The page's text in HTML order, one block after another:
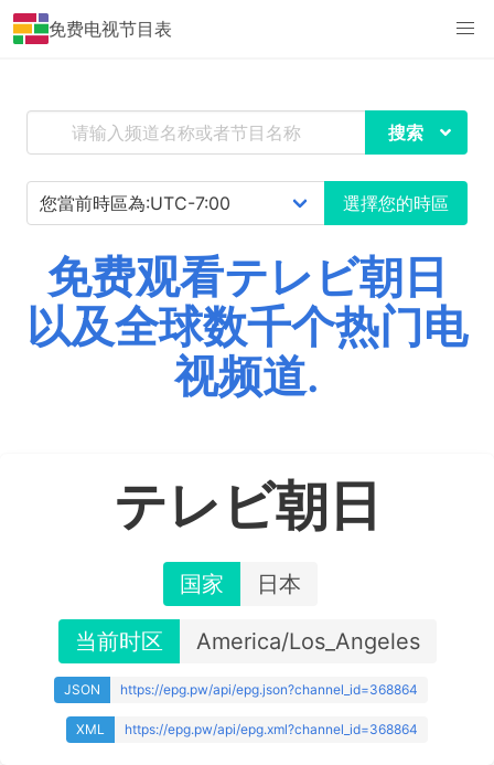
免费电视节目表
搜索
選擇您的時區
免费观看テレビ朝日
以及全球数千个热门电
视频道.
テレビ朝日
国家 日本
当前时区 America/Los_Angeles
JSON https://epg.pw/api/epg.json?channel_id=368864
XML https://epg.pw/api/epg.xml?channel_id=368864